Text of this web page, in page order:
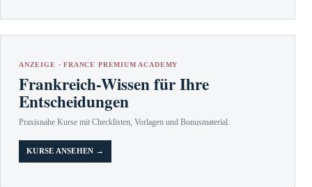
ANZEIGE · FRANCE PREMIUM ACADEMY
Frankreich-Wissen für Ihre
Entscheidungen
Praxisnahe Kurse mit Checklisten, Vorlagen und Bonusmaterial.
KURSE ANSEHEN →